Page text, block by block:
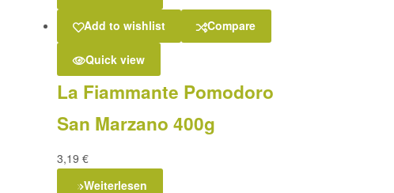
Add to wishlist Compare
Quick view
La Fiammante Pomodoro
San Marzano 400g
3,19 €
Weiterlesen